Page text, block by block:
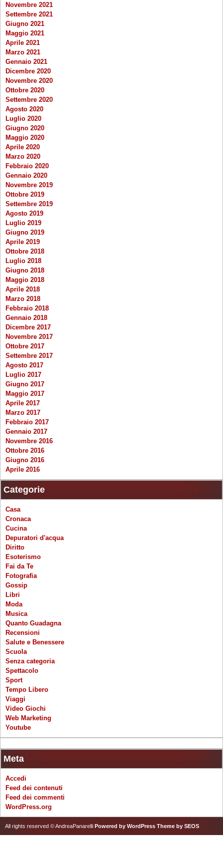
Novembre 2021
Settembre 2021
Giugno 2021
Maggio 2021
Aprile 2021
Marzo 2021
Gennaio 2021
Dicembre 2020
Novembre 2020
Ottobre 2020
Settembre 2020
Agosto 2020
Luglio 2020
Giugno 2020
Maggio 2020
Aprile 2020
Marzo 2020
Febbraio 2020
Gennaio 2020
Novembre 2019
Ottobre 2019
Settembre 2019
Agosto 2019
Luglio 2019
Giugno 2019
Aprile 2019
Ottobre 2018
Luglio 2018
Giugno 2018
Maggio 2018
Aprile 2018
Marzo 2018
Febbraio 2018
Gennaio 2018
Dicembre 2017
Novembre 2017
Ottobre 2017
Settembre 2017
Agosto 2017
Luglio 2017
Giugno 2017
Maggio 2017
Aprile 2017
Marzo 2017
Febbraio 2017
Gennaio 2017
Novembre 2016
Ottobre 2016
Giugno 2016
Aprile 2016
Categorie
Casa
Cronaca
Cucina
Depuratori d'acqua
Diritto
Esoterismo
Fai da Te
Fotografia
Gossip
Libri
Moda
Musica
Quanto Guadagna
Recensioni
Salute e Benessere
Scuola
Senza categoria
Spettacolo
Sport
Tempo Libero
Viaggi
Video Giochi
Web Marketing
Youtube
Meta
Accedi
Feed dei contenuti
Feed dei commenti
WordPress.org
All rights reserved © AndreaPanarelli Powered by WordPress Theme by SEOS